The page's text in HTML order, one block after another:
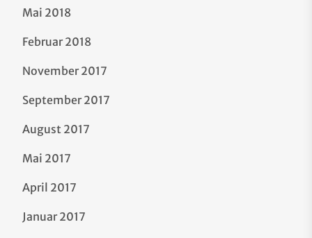
Mai 2018
Februar 2018
November 2017
September 2017
August 2017
Mai 2017
April 2017
Januar 2017